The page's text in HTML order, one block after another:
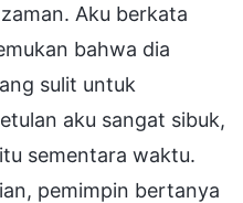
Aku berkata
bahwa dia
sulit untuk
aku sangat sibuk,
sementara waktu.
pemimpin bertanya